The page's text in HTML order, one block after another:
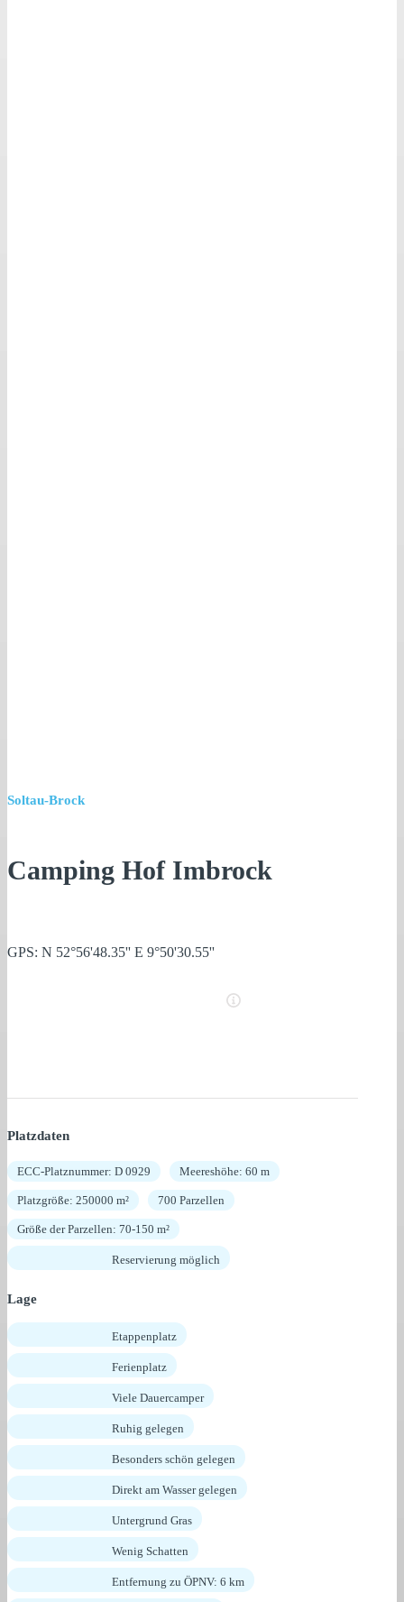
Soltau-Brock
Camping Hof Imbrock
GPS: N 52°56'48.35'' E 9°50'30.55''
Platzdaten
ECC-Platznummer: D 0929 Meereshöhe: 60 m
Platzgröße: 250000 m² 700 Parzellen
Größe der Parzellen: 70-150 m²
Reservierung möglich
Lage
Etappenplatz
Ferienplatz
Viele Dauercamper
Ruhig gelegen
Besonders schön gelegen
Direkt am Wasser gelegen
Untergrund Gras
Wenig Schatten
Entfernung zu ÖPNV: 6 km